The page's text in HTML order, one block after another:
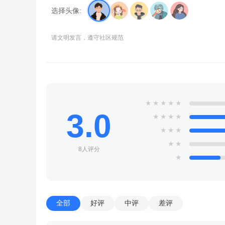
选择头像:
请文明发言，遵守社区规范
3.0
8人评分
★ ★ ★ ★ ★
★ ★ ★ ★
★ ★ ★
★ ★
★
全部 好评 中评 差评